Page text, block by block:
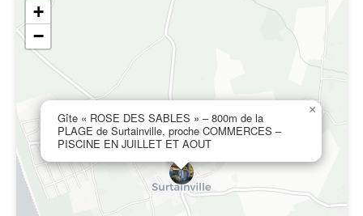
Gîte « ROSE DES SABLES » – 800m de la
PLAGE de Surtainville, proche COMMERCES –
PISCINE EN JUILLET ET AOUT
×
+
−